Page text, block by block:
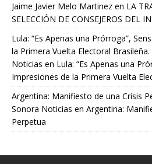
Jaime Javier Melo Martinez en LA
SELECCIÓN DE CONSEJEROS DEL
Lula: “Es Apenas una Prórroga”,
la Primera Vuelta Electoral
Noticias en Lula: “Es Apenas una
Impresiones de la Primera Vuelta
Argentina: Manifiesto de una Crisis
Sonora Noticias en Argentina:
Perpetua